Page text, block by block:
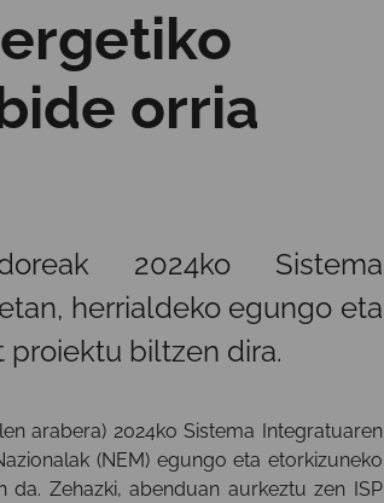
orria
2024ko Sistema
herrialdeko egungo eta
biltzen dira.
arabera) 2024ko Sistema Integratuaren
(NEM) egungo eta etorkizuneko
Zehazki, abenduan aurkeztu zen ISP